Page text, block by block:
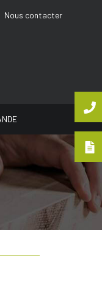
Nous contacter